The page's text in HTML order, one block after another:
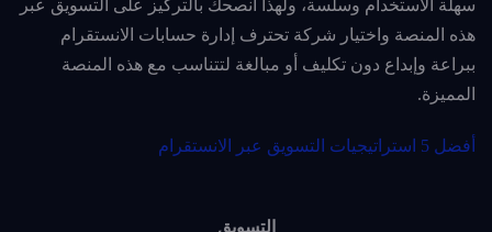
سهلة الاستخدام وسلسة، ولهذا أنصحك بالتركيز على التسويق عبر
هذه المنصة واختيار شركة تحترف إدارة حسابات الانستقرام
ببراعة وإبداع دون تكليف أو مبالغة لتتناسب مع هذه المنصة
المميزة.
أفضل 5 استراتيجيات التسويق عبر الانستقرام
التسويق